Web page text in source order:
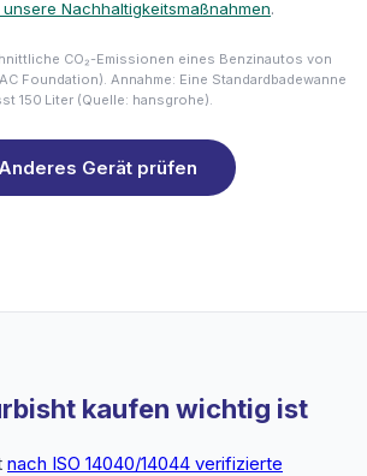
Nachhaltigkeitsmaßnahmen.
CO₂-Emissionen eines Benzinautos von
Foundation). Annahme: Eine Standardbadewanne
150 Liter (Quelle: hansgrohe).
Anderes Gerät prüfen
kaufen wichtig ist
nach ISO 14040/14044 verifizierte